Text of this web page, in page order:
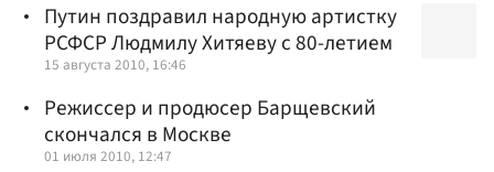
Путин поздравил народную артистку
РСФСР Людмилу Хитяеву с 80-летием
15 августа 2010, 16:46
Режиссер и продюсер Барщевский
скончался в Москве
01 июля 2010, 12:47